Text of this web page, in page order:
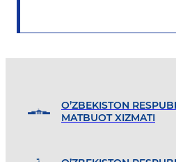
O’ZBEKISTON
MATBUOT XIZMATI